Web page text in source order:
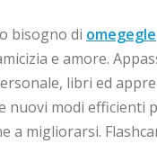
bisogno di omegegle
e amore.
libri ed
nuovi modi efficienti
a migliorarsi.